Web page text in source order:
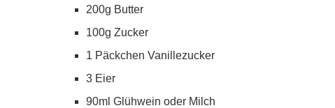
200g Butter
100g Zucker
1 Päckchen Vanillezucker
3 Eier
90ml Glühwein oder Milch